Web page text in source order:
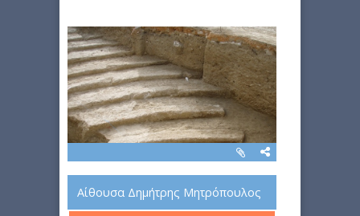
Αίθουσα Δημήτρης Μητρόπουλος